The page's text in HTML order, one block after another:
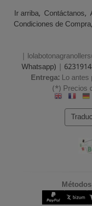
Ir arriba Contáctanos
Condiciones de Compra
|
Whatsapp) |
Entrega:Lo
(*) Precios